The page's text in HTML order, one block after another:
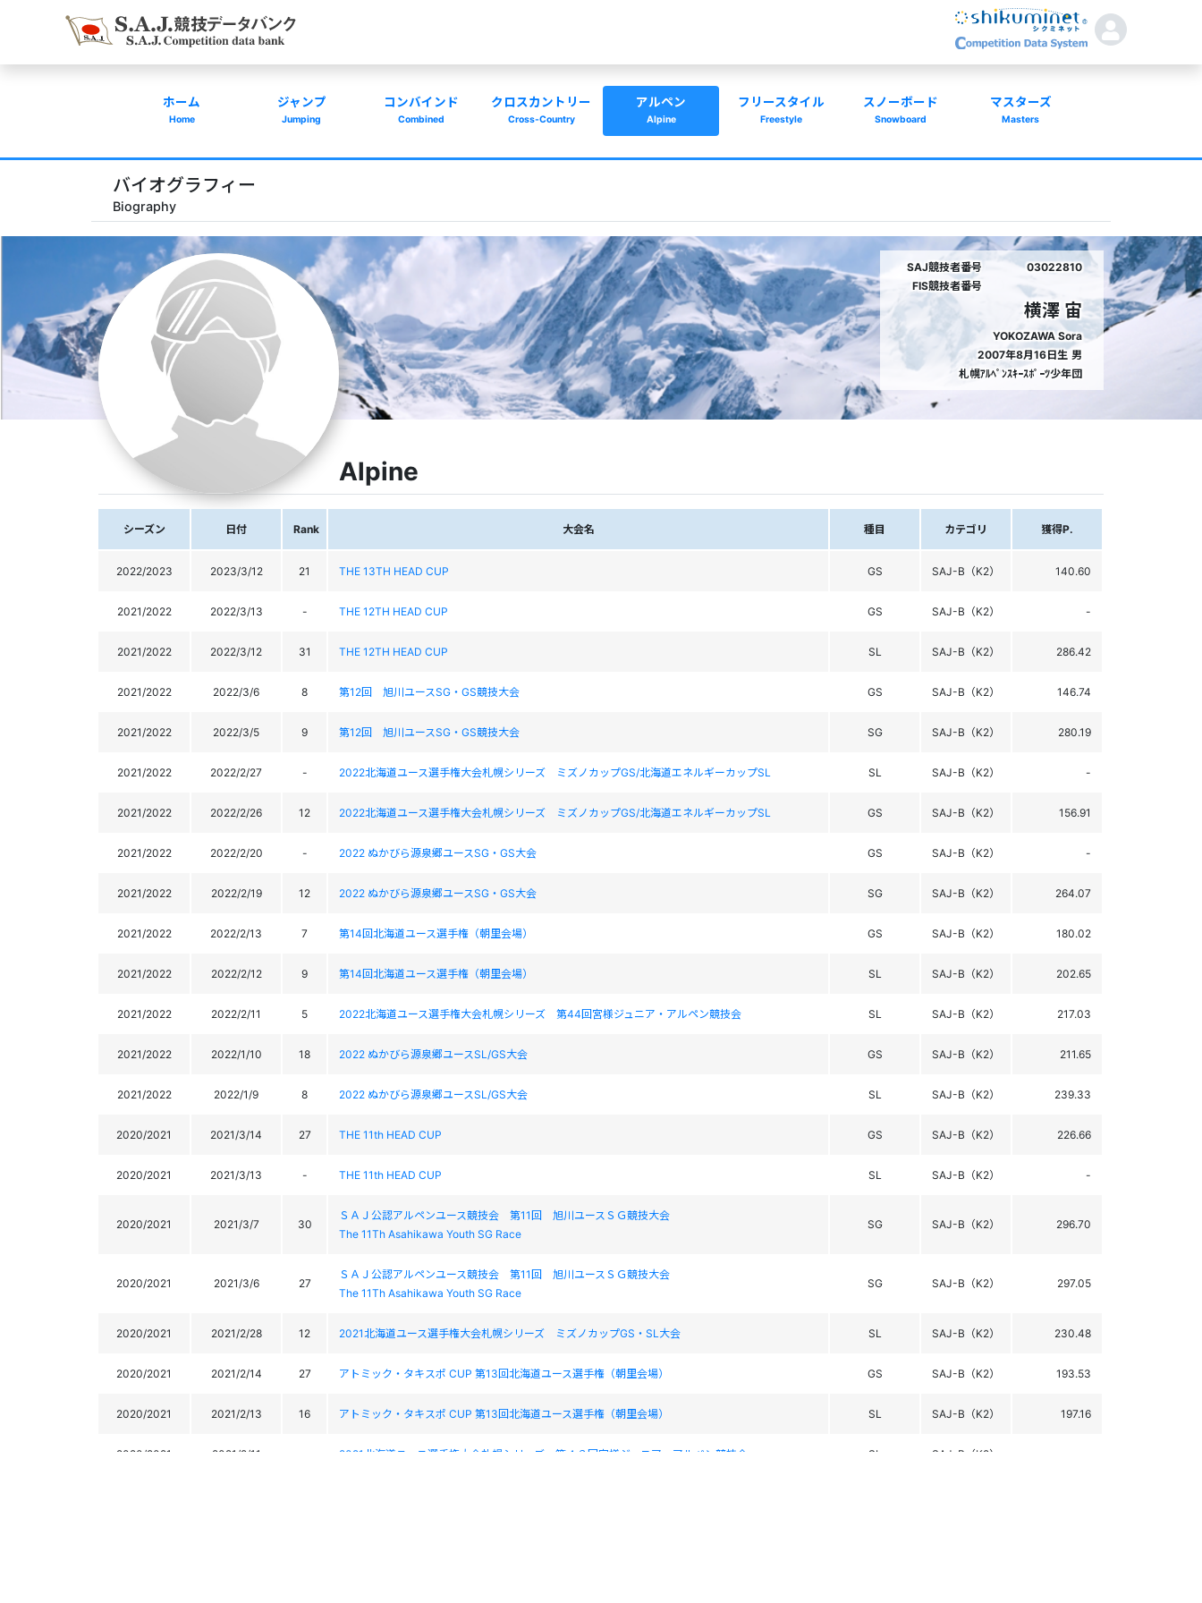
ホーム
Home
ジャンプ
Jumping
コンバインド
Combined
クロスカントリー
Cross-Country
アルペン
Alpine
フリースタイル
Freestyle
スノーボード
Snowboard
マスターズ
Masters
バイオグラフィー
Biography
SAJ競技者番号
03022810
FIS競技者番号
横澤 宙
YOKOZAWA Sora
2007年8月16日生 男
札幌ｱﾙﾍﾟﾝｽｷｰｽﾎﾟｰﾂ少年団
Alpine
シーズン 日付 Rank 大会名 種目 カテゴリ 獲得P.
2022/2023 2023/3/12 21 THE 13TH HEAD CUP GS SAJ-B（K2） 140.60
2021/2022 2022/3/13 - THE 12TH HEAD CUP GS SAJ-B（K2） -
2021/2022 2022/3/12 31 THE 12TH HEAD CUP SL SAJ-B（K2） 286.42
2021/2022 2022/3/6 8 第12回 旭川ユースSG・GS競技大会 GS SAJ-B（K2） 146.74
2021/2022 2022/3/5 9 第12回 旭川ユースSG・GS競技大会 SG SAJ-B（K2） 280.19
2021/2022 2022/2/27 - 2022北海道ユース選手権大会札幌シリーズ ミズノカップGS/北海道エネルギーカップSL SL SAJ-B（K2） -
2021/2022 2022/2/26 12 2022北海道ユース選手権大会札幌シリーズ ミズノカップGS/北海道エネルギーカップSL GS SAJ-B（K2） 156.91
2021/2022 2022/2/20 - 2022 ぬかびら源泉郷ユースSG・GS大会 GS SAJ-B（K2） -
2021/2022 2022/2/19 12 2022 ぬかびら源泉郷ユースSG・GS大会 SG SAJ-B（K2） 264.07
2021/2022 2022/2/13 7 第14回北海道ユース選手権（朝里会場） GS SAJ-B（K2） 180.02
2021/2022 2022/2/12 9 第14回北海道ユース選手権（朝里会場） SL SAJ-B（K2） 202.65
2021/2022 2022/2/11 5 2022北海道ユース選手権大会札幌シリーズ 第44回宮様ジュニア・アルペン競技会 SL SAJ-B（K2） 217.03
2021/2022 2022/1/10 18 2022 ぬかびら源泉郷ユースSL/GS大会 GS SAJ-B（K2） 211.65
2021/2022 2022/1/9 8 2022 ぬかびら源泉郷ユースSL/GS大会 SL SAJ-B（K2） 239.33
2020/2021 2021/3/14 27 THE 11th HEAD CUP GS SAJ-B（K2） 226.66
2020/2021 2021/3/13 - THE 11th HEAD CUP SL SAJ-B（K2） -
2020/2021 2021/3/7 30
ＳＡＪ公認アルペンユース競技会 第11回 旭川ユースＳＧ競技大会
The 11Th Asahikawa Youth SG Race
SG SAJ-B（K2） 296.70
2020/2021 2021/3/6 27
ＳＡＪ公認アルペンユース競技会 第11回 旭川ユースＳＧ競技大会
The 11Th Asahikawa Youth SG Race
SG SAJ-B（K2） 297.05
2020/2021 2021/2/28 12 2021北海道ユース選手権大会札幌シリーズ ミズノカップGS・SL大会 SL SAJ-B（K2） 230.48
2020/2021 2021/2/14 27 アトミック・タキスポ CUP 第13回北海道ユース選手権（朝里会場） GS SAJ-B（K2） 193.53
2020/2021 2021/2/13 16 アトミック・タキスポ CUP 第13回北海道ユース選手権（朝里会場） SL SAJ-B（K2） 197.16
2020/2021 2021/2/11 2021北海道ユース選手権大会札幌シリーズ 第４３回宮様ジュニア・アルペン競技会 SL SAJ-B（K2）